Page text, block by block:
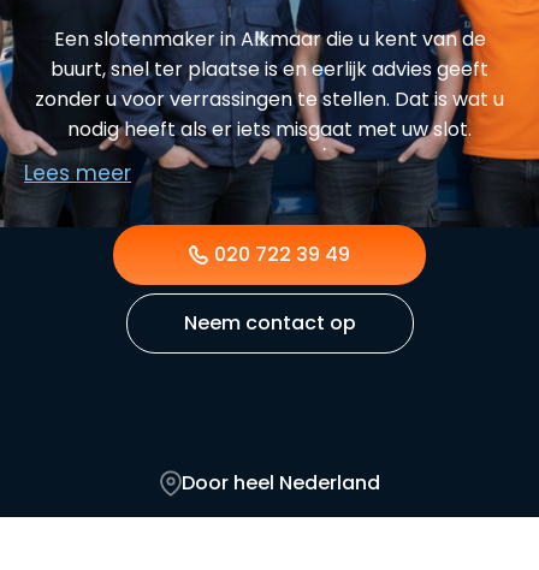
Een slotenmaker in Alkmaar die u kent van de
buurt, snel ter plaatse is en eerlijk advies geeft
zonder u voor verrassingen te stellen. Dat is wat u
nodig heeft als er iets misgaat met uw slot.
Slotenmaker Maslocksis 24/7 beschikbaar in
Alkmaar en omgeving en staat binnen 30 minuten
bij u op de stoep, of u nu woont in de binnenstad, in
Overdie of in een van de nieuwbouwwijken aan de
rand van de stad. Slotproblemen worden dezelfde
dag opgelost.
Lees meer
020 722 39 49
Neem contact op
Door heel Nederland